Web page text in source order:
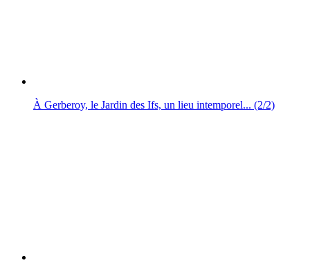
À Gerberoy, le Jardin des Ifs, un lieu intemporel... (2/2)